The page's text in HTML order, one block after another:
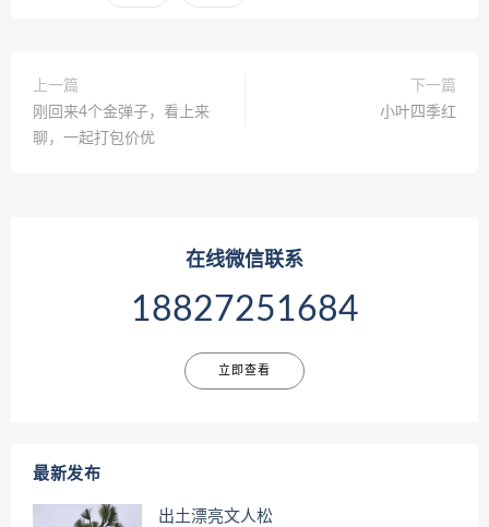
上一篇
刚回来4个金弹子，看上来
聊，一起打包价优
下一篇
小叶四季红
在线微信联系
18827251684
立即查看
最新发布
出土漂亮文人松